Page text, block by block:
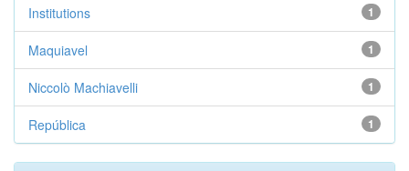
1
Institutions
1
Maquiavel
1
Niccolò Machiavelli
1
República